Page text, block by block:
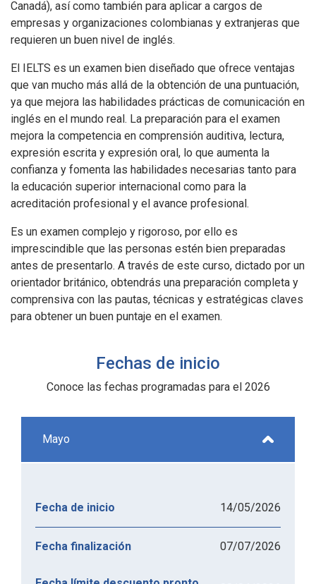
Canadá), así como también para aplicar a cargos de
empresas y organizaciones colombianas y extranjeras que
requieren un buen nivel de inglés.
El IELTS es un examen bien diseñado que ofrece ventajas
que van mucho más allá de la obtención de una puntuación,
ya que mejora las habilidades prácticas de comunicación en
inglés en el mundo real. La preparación para el examen
mejora la competencia en comprensión auditiva, lectura,
expresión escrita y expresión oral, lo que aumenta la
confianza y fomenta las habilidades necesarias tanto para
la educación superior internacional como para la
acreditación profesional y el avance profesional.
Es un examen complejo y rigoroso, por ello es
imprescindible que las personas estén bien preparadas
antes de presentarlo. A través de este curso, dictado por un
orientador británico, obtendrás una preparación completa y
comprensiva con las pautas, técnicas y estratégicas claves
para obtener un buen puntaje en el examen.
Fechas de inicio
Conoce las fechas programadas para el 2026
Mayo
Fecha de inicio 14/05/2026
Fecha finalización 07/07/2026